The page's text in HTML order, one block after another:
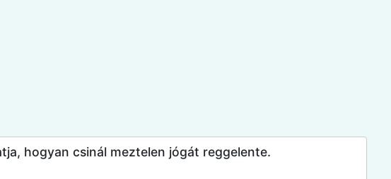
hogyan csinál meztelen jógát reggelente.